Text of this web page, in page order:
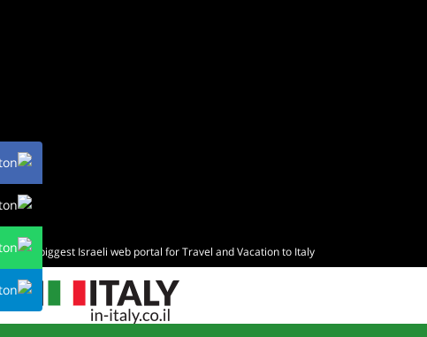
The biggest Israeli web portal for Travel and Vacation to Italy